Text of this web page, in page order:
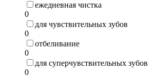
ежедневная чистка
0
для чувствительных зубов
0
отбеливание
0
для суперчувствительных зубов
0